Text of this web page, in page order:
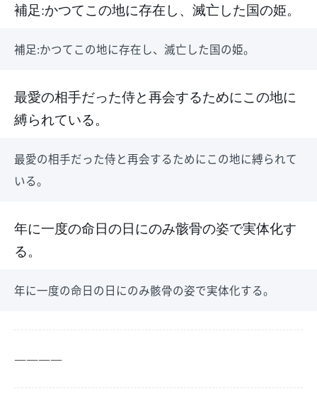
補足:かつてこの地に存在し、滅亡した国の姫。
補足:かつてこの地に存在し、滅亡した国の姫。
最愛の相手だった侍と再会するためにこの地に
縛られている。
最愛の相手だった侍と再会するためにこの地に縛られて
いる。
年に一度の命日の日にのみ骸骨の姿で実体化す
る。
年に一度の命日の日にのみ骸骨の姿で実体化する。
――――